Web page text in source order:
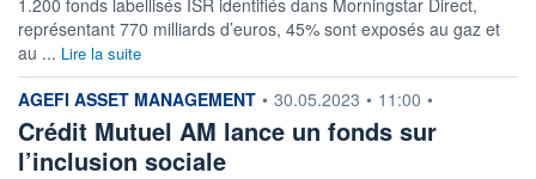
représentant 770 milliards d’euros, 45% sont exposés au gaz et
au ... Lire la suite
information fournie par
AGEFI ASSET MANAGEMENT • 30.05.2023 • 11:00 •
Crédit Mutuel AM lance un fonds sur
l’inclusion sociale